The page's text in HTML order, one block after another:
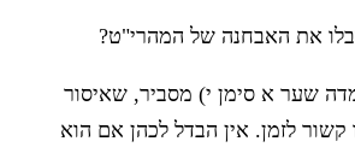
את האבחנה של המהרי"ט?
שער א סימן י) מסביר, שאיסור
קשור לזמן. אין הבדל לכהן אם הוא